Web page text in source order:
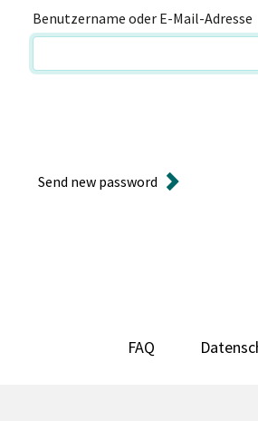
Benutzername oder E-Mail-Adresse
Send new password
FAQ